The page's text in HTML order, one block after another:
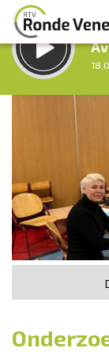
Nacht van De
0.00 - 7.00 uur
Inklappen